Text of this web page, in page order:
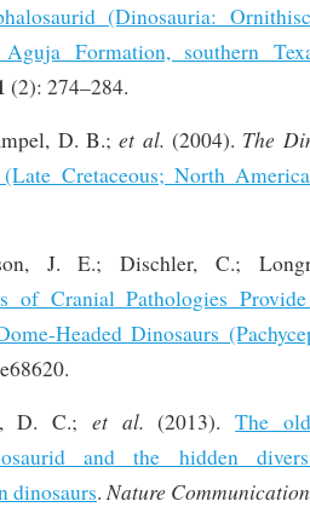
(Dinosauria:
Aguja Formation, southern
(2): 274–284.
D. B.;et al. (2004). The
Cretaceous; North
J. E.; Dischler, C.;
of Cranial Pathologies
Headed Dinosaurs
D. C.; et al. (2013).The
and the hidden
dinosaurs. Nature